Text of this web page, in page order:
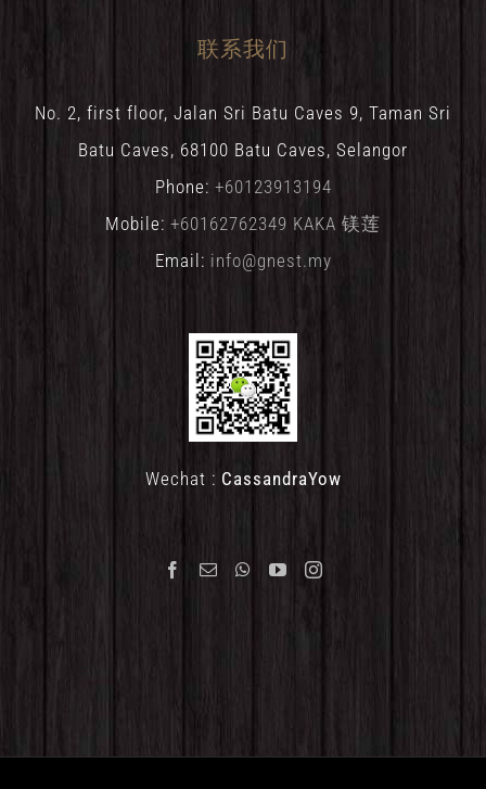
联系我们
No. 2, first floor, Jalan Sri Batu Caves 9, Taman Sri
Batu Caves, 68100 Batu Caves, Selangor
Phone: +60123913194
Mobile: +60162762349 KAKA 镁莲
Email: info@gnest.my
Wechat : CassandraYow